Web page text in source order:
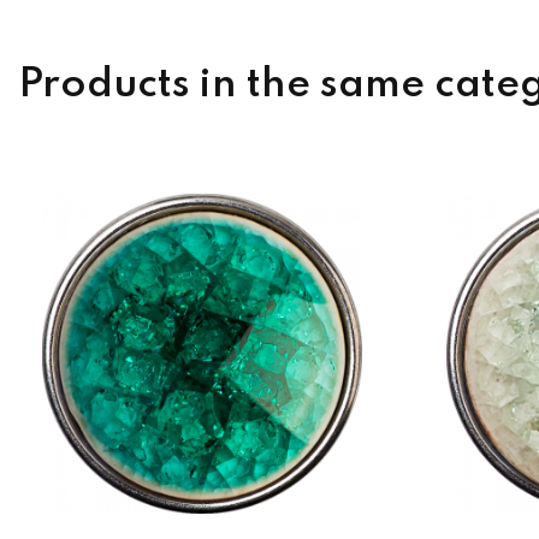
Products in the same